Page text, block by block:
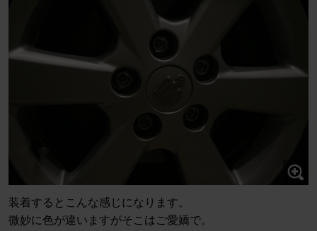
装着するとこんな感じになります。
微妙に色が違いますがそこはご愛嬌で。